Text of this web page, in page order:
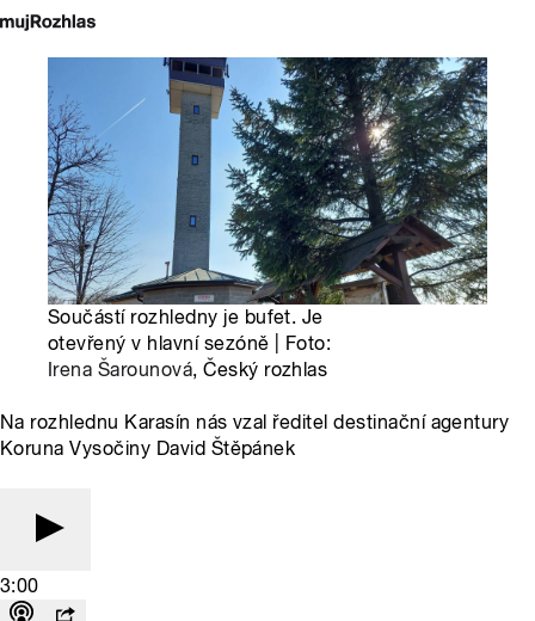
Součástí rozhledny je bufet. Je
otevřený v hlavní sezóně | Foto:
Irena Šarounová, Český rozhlas
Na rozhlednu Karasín nás vzal ředitel destinační agentury
Koruna Vysočiny David Štěpánek
3:00